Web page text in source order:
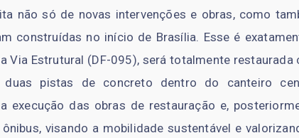
não só de novas intervenções e obras, como
construídas no início de Brasília. Esse é
Via Estrutural (DF-095), será totalmente restaurada
pistas de concreto dentro do canteiro
execução das obras de restauração e,
visando a mobilidade sustentável e